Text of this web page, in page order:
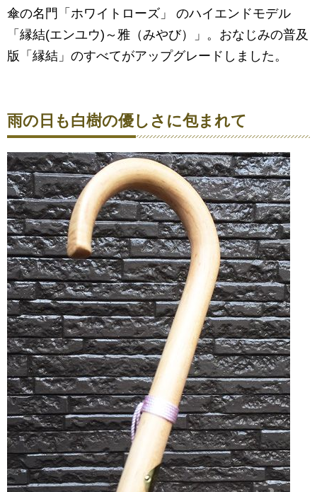
傘の名門「ホワイトローズ」 のハイエンドモデル
「縁結(エンユウ)～雅（みやび）」。おなじみの普及
版「縁結」のすべてがアップグレードしました。
雨の日も白樹の優しさに包まれて